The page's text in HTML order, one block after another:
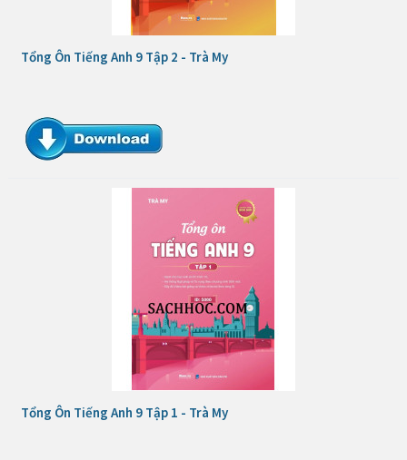
Tổng Ôn Tiếng Anh 9 Tập 2 - Trà My
Tổng Ôn Tiếng Anh 9 Tập 1 - Trà My